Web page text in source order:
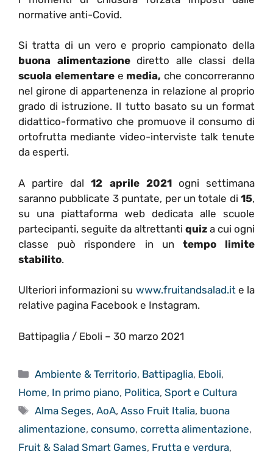
normative anti-Covid.
Si tratta di un vero e proprio campionato della
buona alimentazionediretto alle classi della
scuola elementaree media,che concorreranno
nel girone di appartenenza in relazione al proprio
grado di istruzione. Il tutto basato su un format
didattico-formativo che promuove il consumo di
ortofrutta mediante video-interviste talk tenute
da esperti.
A partire dal12 aprile 2021ogni settimana
saranno pubblicate 3 puntate, per un totale di 15,
su una piattaforma web dedicata alle scuole
partecipanti, seguite da altrettanti quiz a cui ogni
classe può rispondere in un tempo limite
stabilito.
Ulteriori informazioni su www.fruitandsalad.ite la
relative pagina Facebook e Instagram.
Battipaglia / Eboli – 30 marzo 2021
Categorie
Ambiente & Territorio, Battipaglia, Eboli,
Home, In primo piano, Politica, Sport e Cultura
Tag
Alma Seges,AoA,Asso Fruit Italia, buona
alimentazione, consumo, corretta alimentazione,
Fruit & Salad Smart Games, Frutta e verdura,